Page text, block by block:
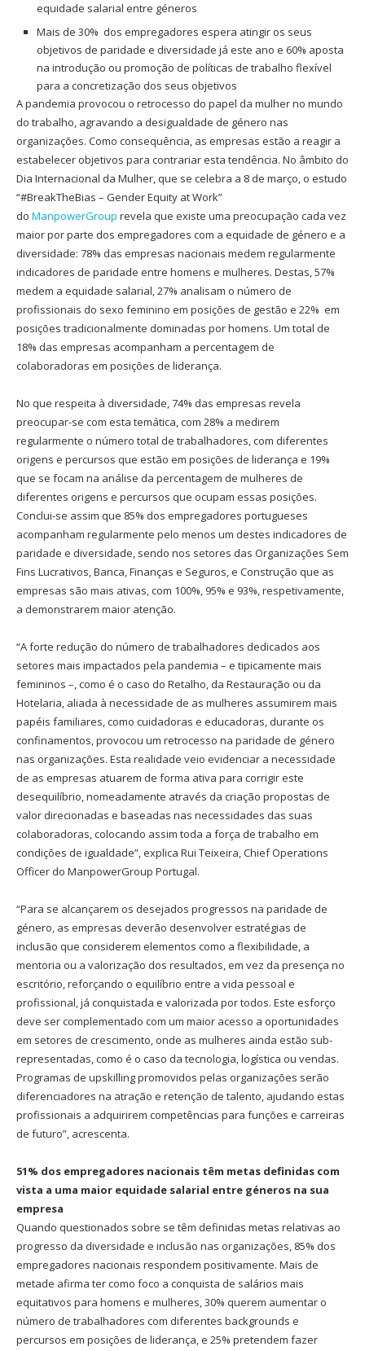
equidade salarial entre géneros
Mais de 30% dos empregadores espera atingir os seus
objetivos de paridade e diversidade já este ano e 60% aposta
na introdução ou promoção de políticas de trabalho flexível
para a concretização dos seus objetivos
A pandemia provocou o retrocesso do papel da mulher no mundo
do trabalho, agravando a desigualdade de género nas
organizações. Como consequência, as empresas estão a reagir a
estabelecer objetivos para contrariar esta tendência. No âmbito do
Dia Internacional da Mulher, que se celebra a 8 de março, o estudo
“#BreakTheBias – Gender Equity at Work”
do ManpowerGroup revela que existe uma preocupação cada vez
maior por parte dos empregadores com a equidade de género e a
diversidade: 78% das empresas nacionais medem regularmente
indicadores de paridade entre homens e mulheres. Destas, 57%
medem a equidade salarial, 27% analisam o número de
profissionais do sexo feminino em posições de gestão e 22% em
posições tradicionalmente dominadas por homens. Um total de
18% das empresas acompanham a percentagem de
colaboradoras em posições de liderança.
No que respeita à diversidade, 74% das empresas revela
preocupar-se com esta temática, com 28% a medirem
regularmente o número total de trabalhadores, com diferentes
origens e percursos que estão em posições de liderança e 19%
que se focam na análise da percentagem de mulheres de
diferentes origens e percursos que ocupam essas posições.
Conclui-se assim que 85% dos empregadores portugueses
acompanham regularmente pelo menos um destes indicadores de
paridade e diversidade, sendo nos setores das Organizações Sem
Fins Lucrativos, Banca, Finanças e Seguros, e Construção que as
empresas são mais ativas, com 100%, 95% e 93%, respetivamente,
a demonstrarem maior atenção.
“A forte redução do número de trabalhadores dedicados aos
setores mais impactados pela pandemia – e tipicamente mais
femininos –, como é o caso do Retalho, da Restauração ou da
Hotelaria, aliada à necessidade de as mulheres assumirem mais
papéis familiares, como cuidadoras e educadoras, durante os
confinamentos, provocou um retrocesso na paridade de género
nas organizações. Esta realidade veio evidenciar a necessidade
de as empresas atuarem de forma ativa para corrigir este
desequilíbrio, nomeadamente através da criação propostas de
valor direcionadas e baseadas nas necessidades das suas
colaboradoras, colocando assim toda a força de trabalho em
condições de igualdade”, explica Rui Teixeira, Chief Operations
Officer do ManpowerGroup Portugal.
“Para se alcançarem os desejados progressos na paridade de
género, as empresas deverão desenvolver estratégias de
inclusão que considerem elementos como a flexibilidade, a
mentoria ou a valorização dos resultados, em vez da presença no
escritório, reforçando o equilíbrio entre a vida pessoal e
profissional, já conquistada e valorizada por todos. Este esforço
deve ser complementado com um maior acesso a oportunidades
em setores de crescimento, onde as mulheres ainda estão sub-
representadas, como é o caso da tecnologia, logística ou vendas.
Programas de upskilling promovidos pelas organizações serão
diferenciadores na atração e retenção de talento, ajudando estas
profissionais a adquirirem competências para funções e carreiras
de futuro”, acrescenta.
51% dos empregadores nacionais têm metas definidas com
vista a uma maior equidade salarial entre géneros na sua
empresa
Quando questionados sobre se têm definidas metas relativas ao
progresso da diversidade e inclusão nas organizações, 85% dos
empregadores nacionais respondem positivamente. Mais de
metade afirma ter como foco a conquista de salários mais
equitativos para homens e mulheres, 30% querem aumentar o
número de trabalhadores com diferentes backgrounds e
percursos em posições de liderança, e 25% pretendem fazer